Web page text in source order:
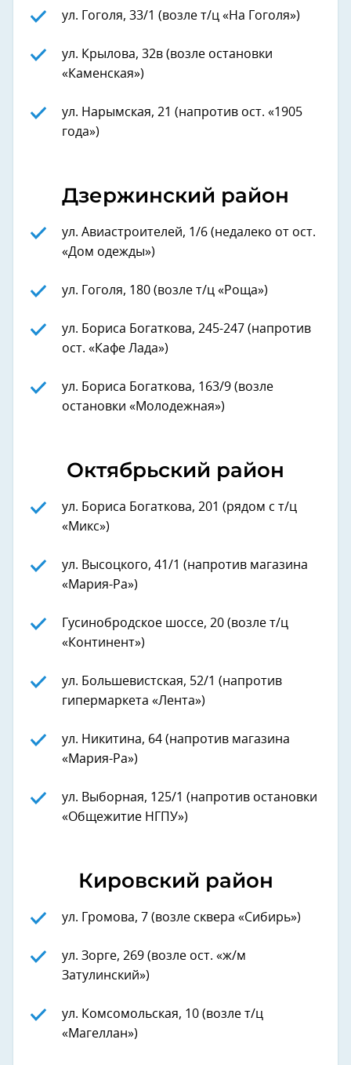
ул. Гоголя, 33/1 (возле т/ц «На Гоголя»)
ул. Крылова, 32в (возле остановки
«Каменская»)
ул. Нарымская, 21 (напротив ост. «1905
года»)
Дзержинский район
ул. Авиастроителей, 1/6 (недалеко от ост.
«Дом одежды»)
ул. Гоголя, 180 (возле т/ц «Роща»)
ул. Бориса Богаткова, 245-247 (напротив
ост. «Кафе Лада»)
ул. Бориса Богаткова, 163/9 (возле
остановки «Молодежная»)
Октябрьский район
ул. Бориса Богаткова, 201 (рядом с т/ц
«Микс»)
ул. Высоцкого, 41/1 (напротив магазина
«Мария-Ра»)
Гусинобродское шоссе, 20 (возле т/ц
«Континент»)
ул. Большевистская, 52/1 (напротив
гипермаркета «Лента»)
ул. Никитина, 64 (напротив магазина
«Мария-Ра»)
ул. Выборная, 125/1 (напротив остановки
«Общежитие НГПУ»)
Кировский район
ул. Громова, 7 (возле сквера «Сибирь»)
ул. Зорге, 269 (возле ост. «ж/м
Затулинский»)
ул. Комсомольская, 10 (возле т/ц
«Магеллан»)